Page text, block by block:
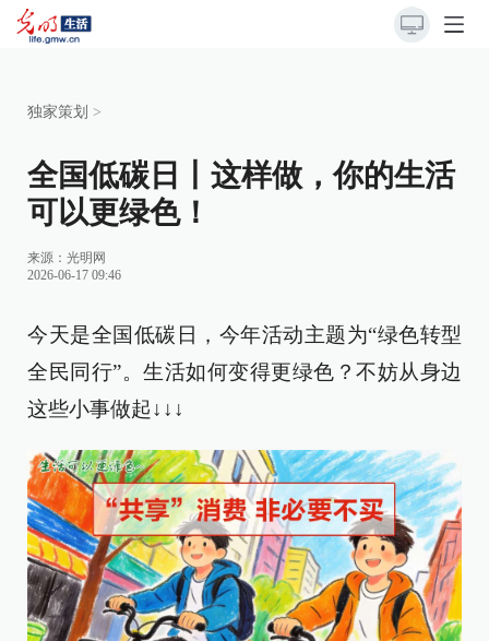
独家策划 >
全国低碳日丨这样做，你的生活
可以更绿色！
来源： 光明网
2026-06-17 09:46
今天是全国低碳日，今年活动主题为“绿色转型
全民同行”。生活如何变得更绿色？不妨从身边
这些小事做起↓↓↓